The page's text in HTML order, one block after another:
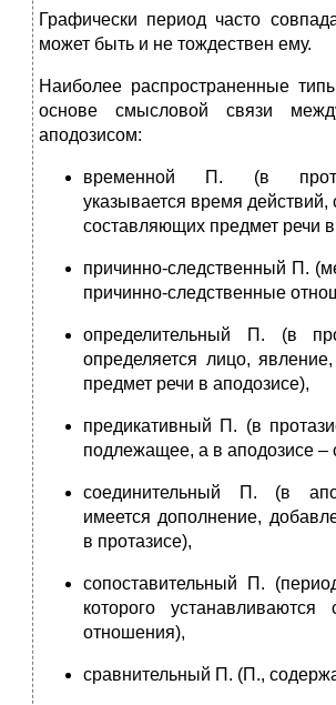
Графически период часто
может быть и не тождествен ему.
Наиболее распространенные
основе смысловой связи
аподозисом:
временной П. (в
указывается время
составляющих предмет речи
причинно-следственный П.
причинно-следственные
определительный П. (в
определяется лицо,
предмет речи в аподозисе),
предикативный П. (в
подлежащее, а в аподозисе –
соединительный П. (в
имеется дополнение,
в протазисе),
сопоставительный П.
которого устанавливаются
отношения),
сравнительный П. (П.,